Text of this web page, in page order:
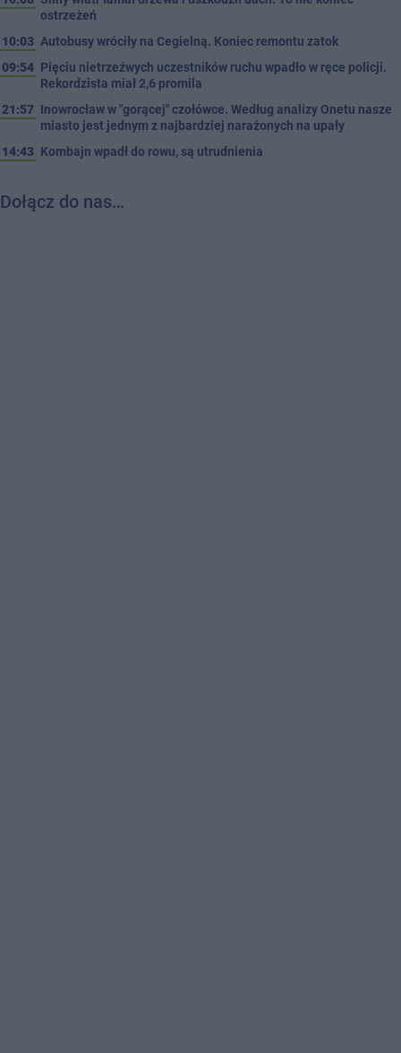
ostrzeżeń
10:03 Autobusy wróciły na Cegielną. Koniec remontu zatok
09:54 Pięciu nietrzeźwych uczestników ruchu wpadło w ręce policji.
Rekordzista miał 2,6 promila
21:57 Inowrocław w "gorącej" czołówce. Według analizy Onetu nasze
miasto jest jednym z najbardziej narażonych na upały
14:43 Kombajn wpadł do rowu, są utrudnienia
Dołącz do nas…